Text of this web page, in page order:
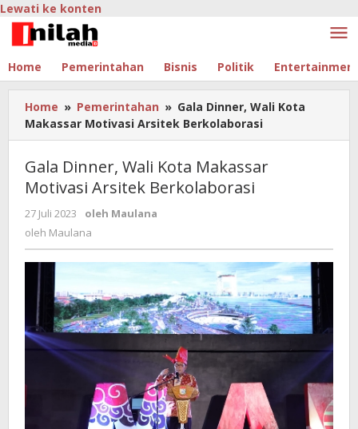
Lewati ke konten
Home Pemerintahan Bisnis Politik
Home » Pemerintahan » Gala Dinner, Wali Kota
Makassar Motivasi Arsitek Berkolaborasi
Gala Dinner, Wali Kota Makassar
Motivasi Arsitek Berkolaborasi
27 Juli 2023 oleh Maulana
oleh Maulana